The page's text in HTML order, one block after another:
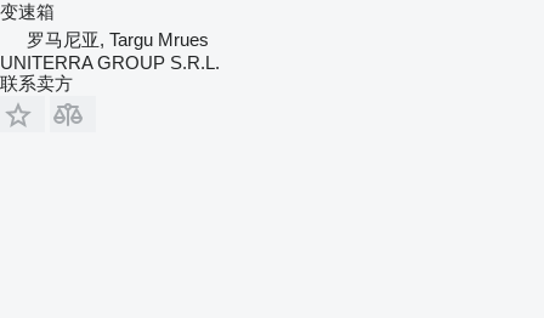
变速箱
罗马尼亚, Targu Mrues
UNITERRA GROUP S.R.L.
联系卖方